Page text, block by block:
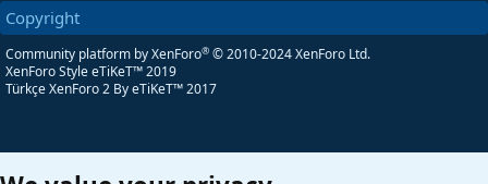
S
Copyright
Community platform by XenForo® © 2010-2024 XenForo Ltd.
XenForo Style eTiKeT™ 2019
Türkçe XenForo 2 By eTiKeT™ 2017